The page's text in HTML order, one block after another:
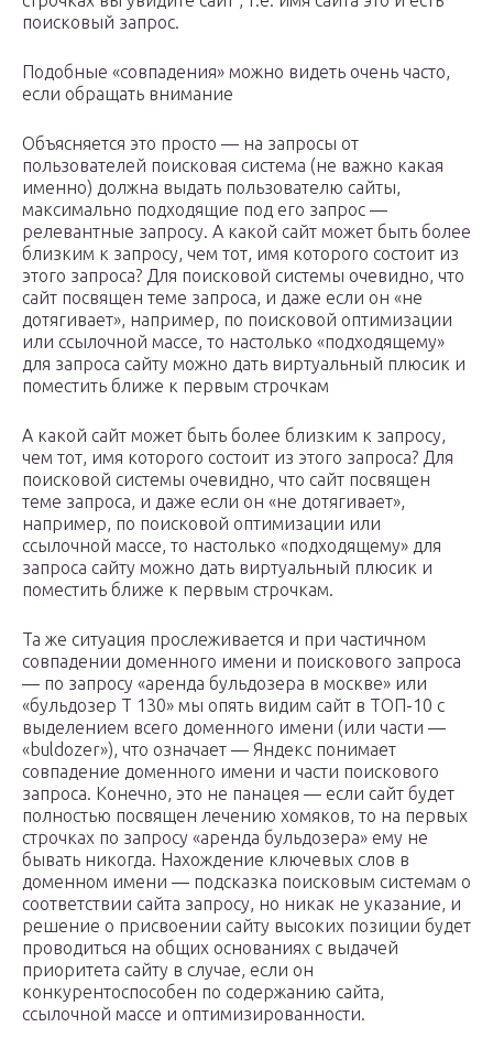
поисковый запрос.
Подобные «совпадения» можно видеть очень часто,
если обращать внимание
Объясняется это просто — на запросы от
пользователей поисковая система (не важно какая
именно) должна выдать пользователю сайты,
максимально подходящие под его запрос —
релевантные запросу. А какой сайт может быть более
близким к запросу, чем тот, имя которого состоит из
этого запроса? Для поисковой системы очевидно, что
сайт посвящен теме запроса, и даже если он «не
дотягивает», например, по поисковой оптимизации
или ссылочной массе, то настолько «подходящему»
для запроса сайту можно дать виртуальный плюсик и
поместить ближе к первым строчкам
А какой сайт может быть более близким к запросу,
чем тот, имя которого состоит из этого запроса? Для
поисковой системы очевидно, что сайт посвящен
теме запроса, и даже если он «не дотягивает»,
например, по поисковой оптимизации или
ссылочной массе, то настолько «подходящему» для
запроса сайту можно дать виртуальный плюсик и
поместить ближе к первым строчкам.
Та же ситуация прослеживается и при частичном
совпадении доменного имени и поискового запроса
— по запросу «аренда бульдозера в москве» или
«бульдозер Т 130» мы опять видим сайт в ТОП-10 с
выделением всего доменного имени (или части —
«buldozer»), что означает — Яндекс понимает
совпадение доменного имени и части поискового
запроса. Конечно, это не панацея — если сайт будет
полностью посвящен лечению хомяков, то на первых
строчках по запросу «аренда бульдозера» ему не
бывать никогда. Нахождение ключевых слов в
доменном имени — подсказка поисковым системам о
соответствии сайта запросу, но никак не указание, и
решение о присвоении сайту высоких позиции будет
проводиться на общих основаниях с выдачей
приоритета сайту в случае, если он
конкурентоспособен по содержанию сайта,
ссылочной массе и оптимизированности.